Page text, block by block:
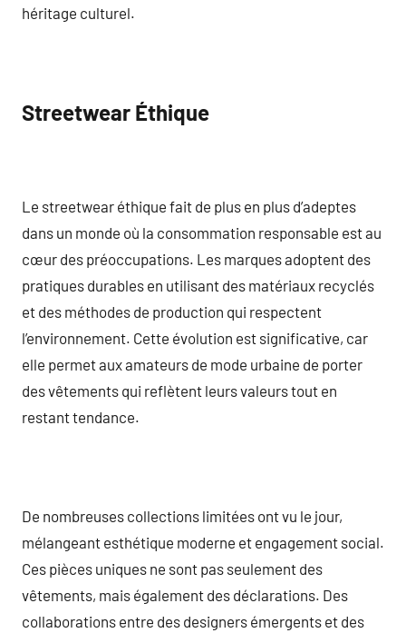
héritage culturel.
Streetwear Éthique
Le streetwear éthique fait de plus en plus d’adeptes
dans un monde où la consommation responsable est au
cœur des préoccupations. Les marques adoptent des
pratiques durables en utilisant des matériaux recyclés
et des méthodes de production qui respectent
l’environnement. Cette évolution est significative, car
elle permet aux amateurs de mode urbaine de porter
des vêtements qui reflètent leurs valeurs tout en
restant tendance.
De nombreuses collections limitées ont vu le jour,
mélangeant esthétique moderne et engagement social.
Ces pièces uniques ne sont pas seulement des
vêtements, mais également des déclarations. Des
collaborations entre des designers émergents et des